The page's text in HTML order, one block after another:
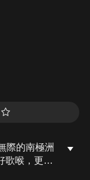
際的南極洲
歌喉，更得